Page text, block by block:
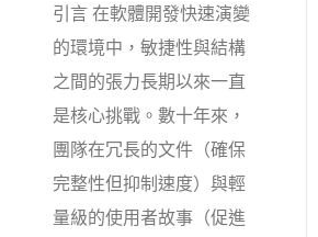
引言 在軟體開發快速演變
的環境中，敏捷性與結構
之間的張力長期以來一直
是核心挑戰。數十年來，
團隊在冗長的文件（確保
完整性但抑制速度）與輕
量級的使用者故事（促進